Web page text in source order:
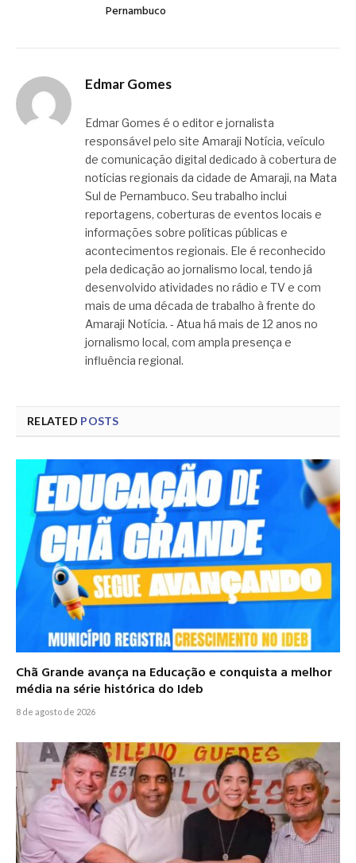
Pernambuco
Edmar Gomes
Edmar Gomes é o editor e jornalista
responsável pelo site Amaraji Notícia, veículo
de comunicação digital dedicado à cobertura de
notícias regionais da cidade de Amaraji, na Mata
Sul de Pernambuco. Seu trabalho inclui
reportagens, coberturas de eventos locais e
informações sobre políticas públicas e
acontecimentos regionais. Ele é reconhecido
pela dedicação ao jornalismo local, tendo já
desenvolvido atividades no rádio e TV e com
mais de uma década de trabalho à frente do
Amaraji Notícia. - Atua há mais de 12 anos no
jornalismo local, com ampla presença e
influência regional.
RELATED POSTS
Chã Grande avança na Educação e conquista a melhor
média na série histórica do Ideb
8 de agosto de 2026